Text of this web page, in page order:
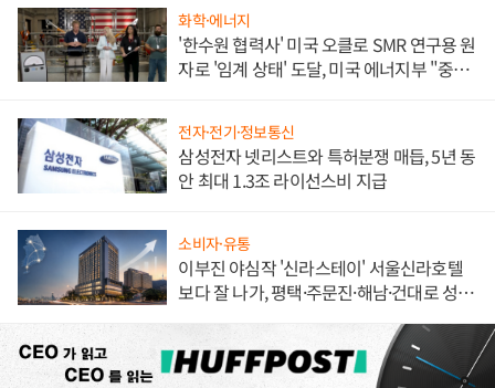
화학·에너지
'한수원 협력사' 미국 오클로 SMR 연구용 원
자로 '임계 상태' 도달, 미국 에너지부 "중요
전자·전기·정보통신
삼성전자 넷리스트와 특허분쟁 매듭, 5년 동
안 최대 1.3조 라이선스비 지급
소비자·유통
이부진 야심작 '신라스테이' 서울신라호텔
보다 잘 나가, 평택·주문진·해남·건대로 성